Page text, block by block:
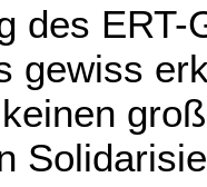
des
gewiss